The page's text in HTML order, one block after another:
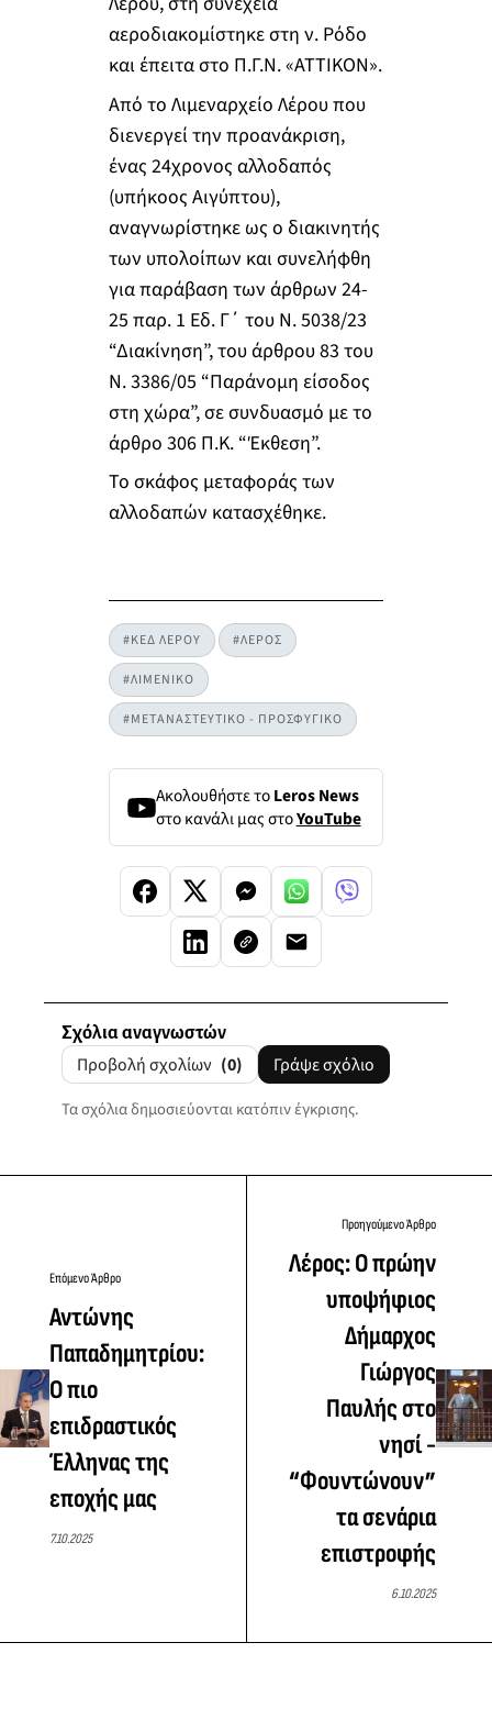
αεροδιακομίστηκε στη ν. Ρόδο
και έπειτα στο Π.Γ.Ν. «ΑΤΤΙΚΟΝ».
Από το Λιμεναρχείο Λέρου που
διενεργεί την προανάκριση,
ένας 24χρονος αλλοδαπός
(υπήκοος Αιγύπτου),
αναγνωρίστηκε ως ο διακινητής
των υπολοίπων και συνελήφθη
για παράβαση των άρθρων 24-
25 παρ. 1 Εδ. Γ΄ του Ν. 5038/23
“Διακίνηση”, του άρθρου 83 του
Ν. 3386/05 “Παράνομη είσοδος
στη χώρα”, σε συνδυασμό με το
άρθρο 306 Π.Κ. “Έκθεση”.
Το σκάφος μεταφοράς των
αλλοδαπών κατασχέθηκε.
#ΚΕΔ ΛΕΡΟΥ #ΛΕΡΟΣ
#ΛΙΜΕΝΙΚΟ
#ΜΕΤΑΝΑΣΤΕΥΤΙΚΟ - ΠΡΟΣΦΥΓΙΚΟ
Ακολουθήστε τοLeros News
στο κανάλι μας στοYouTube
Σχόλια αναγνωστών
Προβολή σχολίων (0) Γράψε σχόλιο
Τα σχόλια δημοσιεύονται κατόπιν έγκρισης.
Επόμενο Άρθρο
Αντώνης
Παπαδημητρίου:
Ο πιο
επιδραστικός
Έλληνας της
εποχής μας
7.10.2025
Προηγούμενο Άρθρο
Λέρος: Ο πρώην
υποψήφιος
Δήμαρχος
Γιώργος
Παυλής στο
νησί -
“Φουντώνουν”
τα σενάρια
επιστροφής
6.10.2025